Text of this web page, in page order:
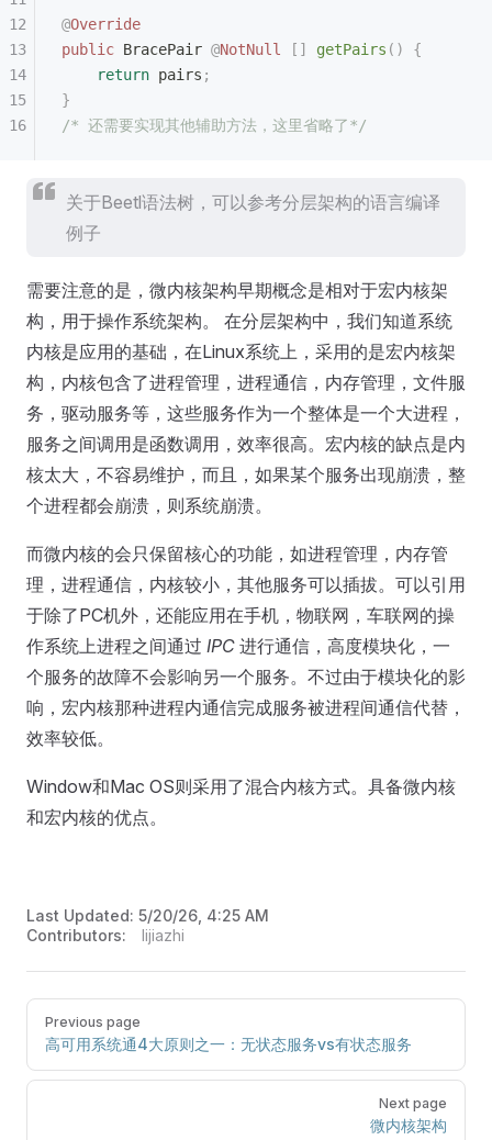
@Override
public BracePair @NotNull [] getPairs ()
{
    return
pairs ;
}
/* 还需要实现其他辅助方法，这里省略了*/
关于Beetl语法树，可以参考分层架构的语言编译
例子
需要注意的是，微内核架构早期概念是相对于宏内核架
构，用于操作系统架构。 在分层架构中，我们知道系统
内核是应用的基础，在Linux系统上，采用的是宏内核架
构，内核包含了进程管理，进程通信，内存管理，文件服
务，驱动服务等，这些服务作为一个整体是一个大进程，
服务之间调用是函数调用，效率很高。宏内核的缺点是内
核太大，不容易维护，而且，如果某个服务出现崩溃，整
个进程都会崩溃，则系统崩溃。
而微内核的会只保留核心的功能，如进程管理，内存管
理，进程通信，内核较小，其他服务可以插拔。可以引用
于除了PC机外，还能应用在手机，物联网，车联网的操
作系统上进程之间通过 IPC 进行通信，高度模块化，一
个服务的故障不会影响另一个服务。不过由于模块化的影
响，宏内核那种进程内通信完成服务被进程间通信代替，
效率较低。
Window和Mac OS则采用了混合内核方式。具备微内核
和宏内核的优点。
Last Updated: 5/20/26, 4:25 AM
Contributors:
lijiazhi
Previous page
高可用系统通4大原则之一：无状态服务vs有状态服务
Next page
微内核架构